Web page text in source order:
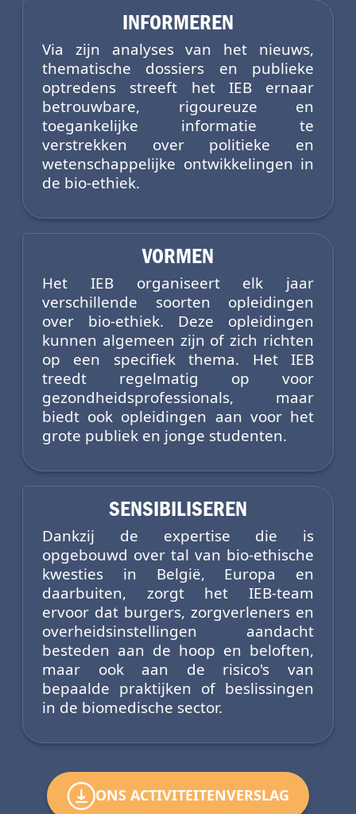
INFORMEREN
Via zijn analyses van het nieuws,
thematische dossiers en publieke
optredens streeft het IEB ernaar
betrouwbare, rigoureuze en
toegankelijke informatie te
verstrekken over politieke en
wetenschappelijke ontwikkelingen in
de bio-ethiek.
VORMEN
Het IEB organiseert elk jaar
verschillende soorten opleidingen
over bio-ethiek. Deze opleidingen
kunnen algemeen zijn of zich richten
op een specifiek thema. Het IEB
treedt regelmatig op voor
gezondheidsprofessionals, maar
biedt ook opleidingen aan voor het
grote publiek en jonge studenten.
SENSIBILISEREN
Dankzij de expertise die is
opgebouwd over tal van bio-ethische
kwesties in België, Europa en
daarbuiten, zorgt het IEB-team
ervoor dat burgers, zorgverleners en
overheidsinstellingen aandacht
besteden aan de hoop en beloften,
maar ook aan de risico's van
bepaalde praktijken of beslissingen
in de biomedische sector.
ONS ACTIVITEITENVERSLAG